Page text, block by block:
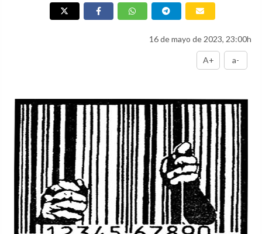
16 de mayo de 2023, 23:00h
A+ a-